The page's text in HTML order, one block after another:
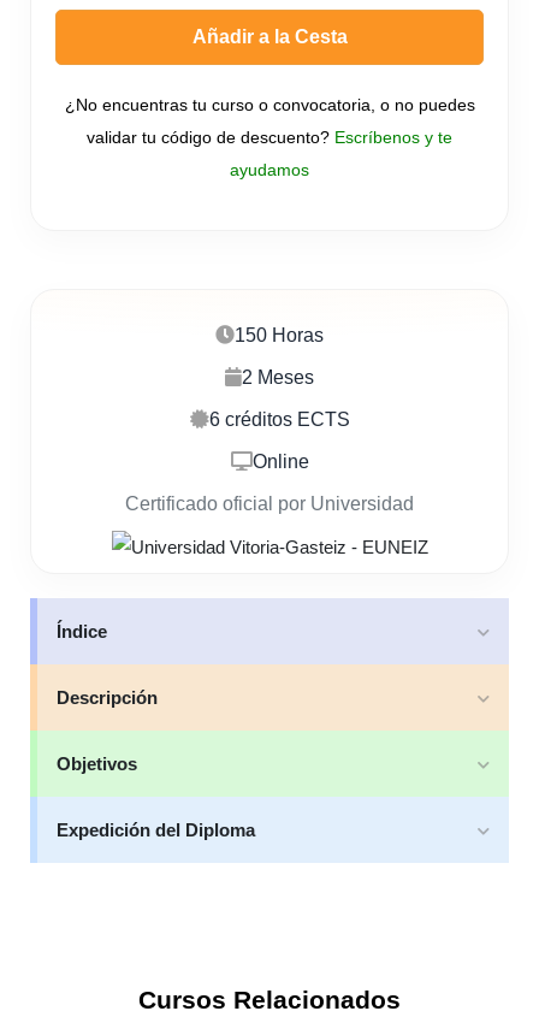
150 Horas
2 Meses
6 créditos ECTS
Online
Certificado oficial por Universidad
Índice
Descripción
Objetivos
Expedición del Diploma
Añadir a la Cesta
¿No encuentras tu curso o convocatoria, o no puedes
validar tu código de descuento? Escríbenos y te
ayudamos
Cursos Relacionados